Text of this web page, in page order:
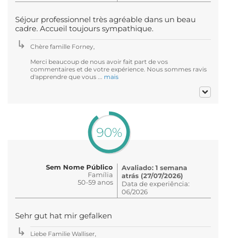
Séjour professionnel très agréable dans un beau
cadre. Accueil toujours sympathique.
Chère famille Forney,
Merci beaucoup de nous avoir fait part de vos
commentaires et de votre expérience. Nous sommes ravis
d'apprendre que vous ... mais
90%
Sem Nome Público
Família
50-59 anos
Avaliado: 1 semana
atrás (27/07/2026)
Data de experiência:
06/2026
Sehr gut hat mir gefalken
Liebe Familie Walliser,